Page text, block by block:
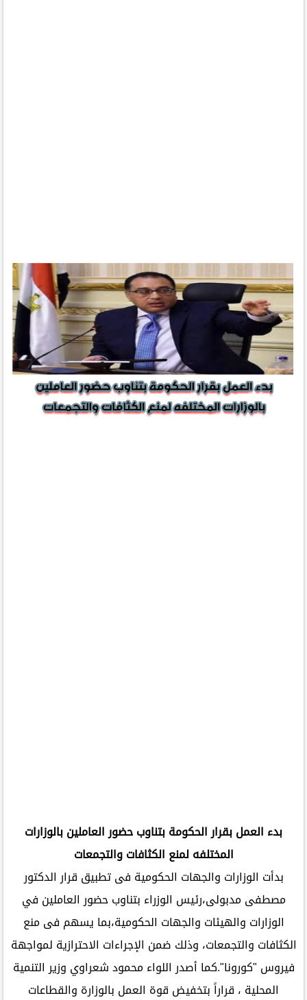
بدء العمل بقرار الحكومة بتناوب حضور العاملين بالوزارات
المختلفه لمنع الكثافات والتجمعات
بدأت الوزارات والجهات الحكومية فى تطبيق قرار الدكتور
مصطفى مدبولى،رئيس الوزراء بتناوب حضور العاملين في
الوزارات والهيئات والجهات الحكومية،بما يسهم فى منع
الكثافات والتجمعات، وذلك ضمن الإجراءات الاحترازية لمواجهة
فيروس "كورونا".كما أصدر اللواء محمود شعراوي وزير التنمية
المحلية ، قراراً بتخفيض قوة العمل بالوزارة والقطاعات